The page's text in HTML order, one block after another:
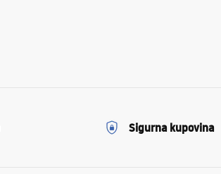
Sigurna kupovina